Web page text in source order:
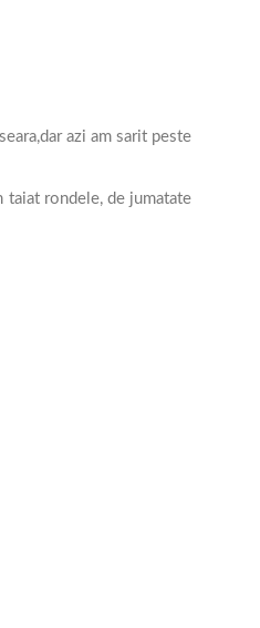
azi am sarit peste
taiat rondele, de jumatate